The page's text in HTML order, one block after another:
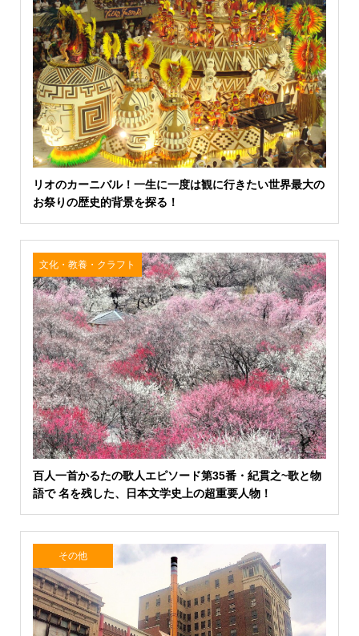
リオのカーニバル！一生に一度は観に行きたい世界最大の
お祭りの歴史的背景を探る！
文化・教養・クラフト
百人一首かるたの歌人エピソード第35番・紀貫之~歌と物
語で 名を残した、日本文学史上の超重要人物！
その他